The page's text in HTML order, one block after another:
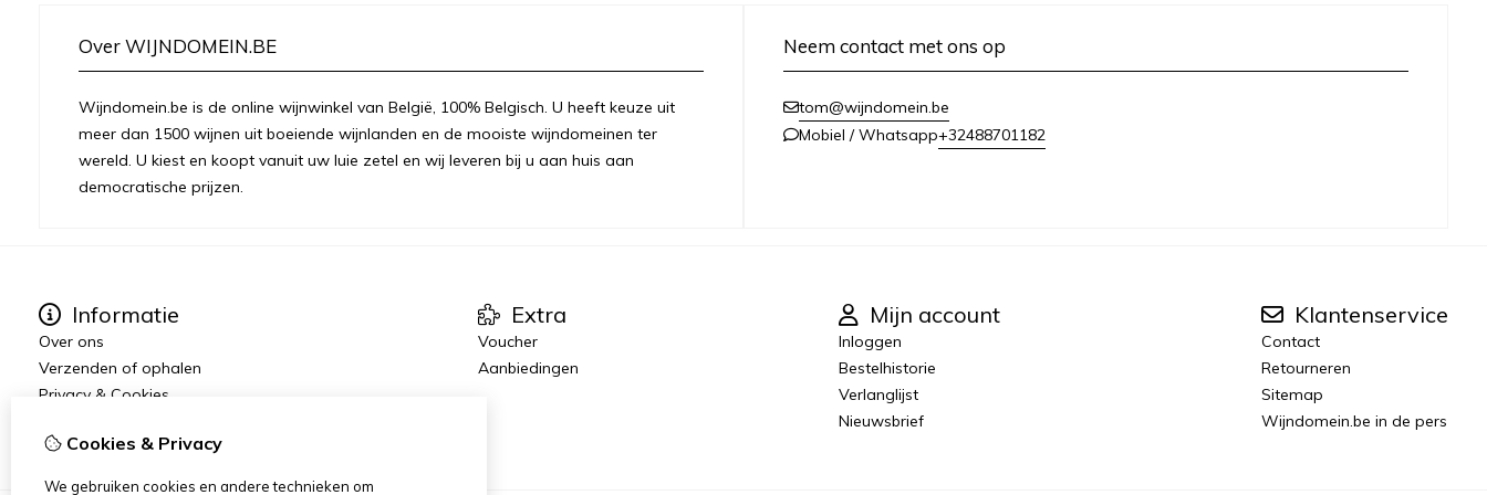
Over WIJNDOMEIN.BE
Wijndomein.be is de online wijnwinkel van België, 100% Belgisch. U heeft keuze uit
meer dan 1500 wijnen uit boeiende wijnlanden en de mooiste wijndomeinen ter
wereld. U kiest en koopt vanuit uw luie zetel en wij leveren bij u aan huis aan
democratische prijzen.
Neem contact met ons op
tom@wijndomein.be
Mobiel / Whatsapp+32488701182
Informatie
Over ons
Verzenden of ophalen
Privacy & Cookies
Extra
Voucher
Aanbiedingen
Mijn account
Inloggen
Bestelhistorie
Verlanglijst
Nieuwsbrief
Klantenservice
Contact
Retourneren
Sitemap
Wijndomein.be in de pers
Cookies & Privacy
We gebruiken cookies en andere technieken om